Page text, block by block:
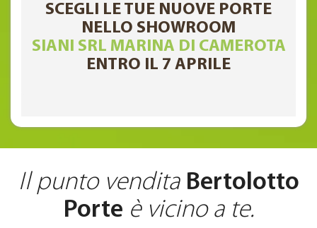
SCEGLI LE TUE NUOVE PORTE
NELLO SHOWROOM
SIANI SRL MARINA DI CAMEROTA
ENTRO IL 7 APRILE
Il punto vendita Bertolotto
Porte è vicino a te.